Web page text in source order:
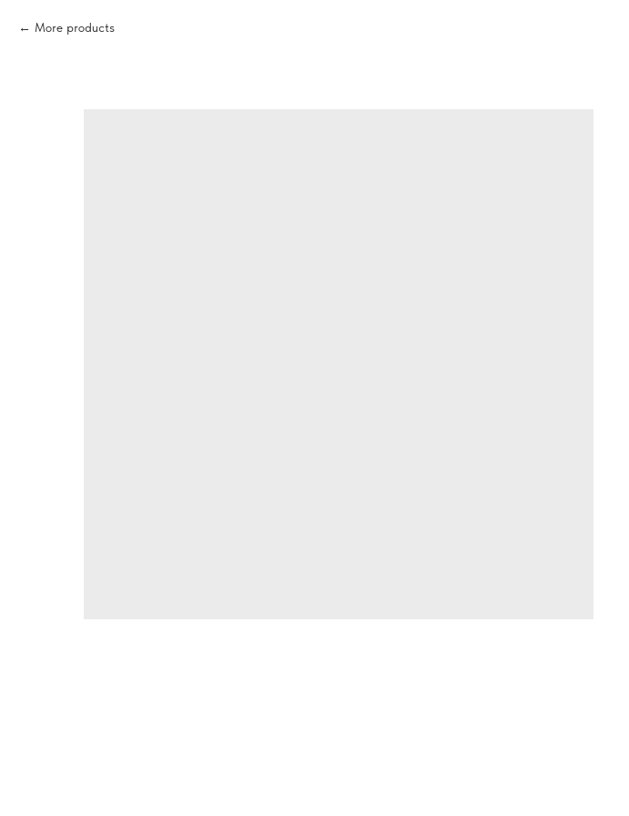
More products